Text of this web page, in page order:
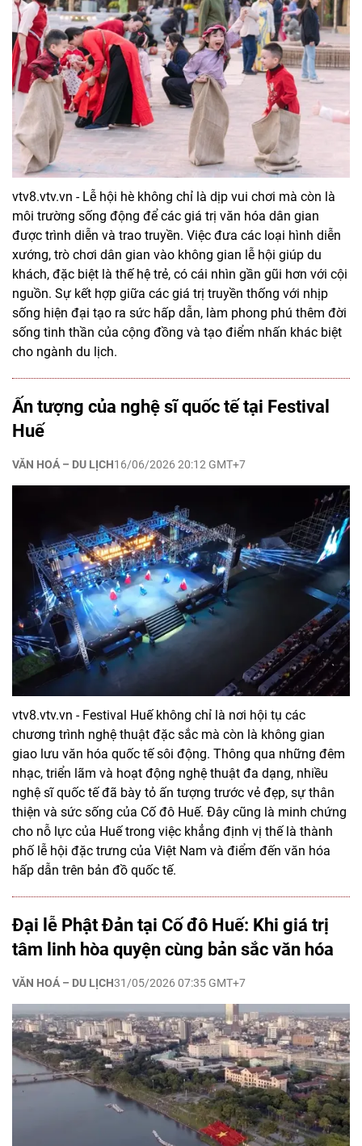
vtv8.vtv.vn - Lễ hội hè không chỉ là dịp vui chơi mà còn là
môi trường sống động để các giá trị văn hóa dân gian
được trình diễn và trao truyền. Việc đưa các loại hình diễn
xướng, trò chơi dân gian vào không gian lễ hội giúp du
khách, đặc biệt là thế hệ trẻ, có cái nhìn gần gũi hơn với cội
nguồn. Sự kết hợp giữa các giá trị truyền thống với nhịp
sống hiện đại tạo ra sức hấp dẫn, làm phong phú thêm đời
sống tinh thần của cộng đồng và tạo điểm nhấn khác biệt
cho ngành du lịch.
Ấn tượng của nghệ sĩ quốc tế tại Festival
Huế
VĂN HOÁ – DU LỊCH16/06/2026 20:12 GMT+7
vtv8.vtv.vn - Festival Huế không chỉ là nơi hội tụ các
chương trình nghệ thuật đặc sắc mà còn là không gian
giao lưu văn hóa quốc tế sôi động. Thông qua những đêm
nhạc, triển lãm và hoạt động nghệ thuật đa dạng, nhiều
nghệ sĩ quốc tế đã bày tỏ ấn tượng trước vẻ đẹp, sự thân
thiện và sức sống của Cố đô Huế. Đây cũng là minh chứng
cho nỗ lực của Huế trong việc khẳng định vị thế là thành
phố lễ hội đặc trưng của Việt Nam và điểm đến văn hóa
hấp dẫn trên bản đồ quốc tế.
Đại lễ Phật Đản tại Cố đô Huế: Khi giá trị
tâm linh hòa quyện cùng bản sắc văn hóa
VĂN HOÁ – DU LỊCH31/05/2026 07:35 GMT+7